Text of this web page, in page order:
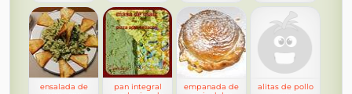
ensalada de
pan integral
empanada de
alitas de pollo